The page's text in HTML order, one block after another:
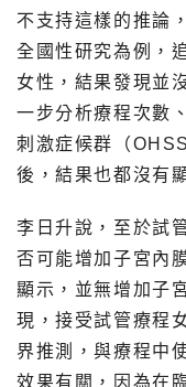
不支持這樣的推論
全國性研究為例，
女性，結果發現並
一步分析療程次數
刺激症候群（
後，結果也都沒有
李日升說，至於試
否可能增加子宮內
顯示，並無增加子
現，接受試管療程
界推測，與療程中
效果有關，因為在